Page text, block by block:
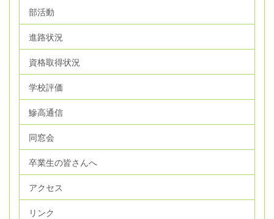
部活動
進路状況
資格取得状況
学校評価
鰺高通信
同窓会
卒業生の皆さんへ
アクセス
リンク